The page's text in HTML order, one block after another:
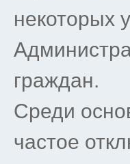
некоторых
граждан.
Среди
частое